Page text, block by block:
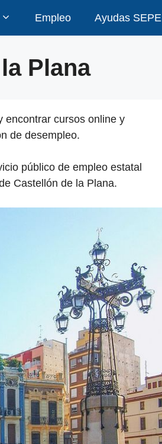
Empleo Ayudas SEPE
Plana
encontrar cursos online y
de desempleo.
público de empleo estatal
Castellón de la Plana.